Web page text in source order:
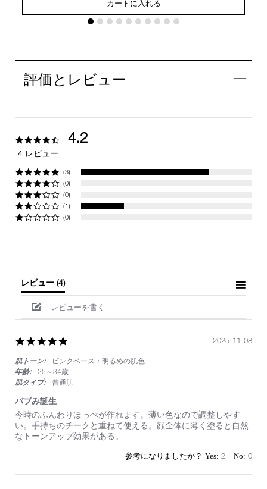
カートに入れる
評価とレビュー
4.34.2
4 レビュー
(3)
(0)
(0)
(1)
(0)
レビュー (4)
レビューを書く
rating
肌トーン:
ピンクベース：明るめの肌色
年齢:
25～34歳
肌タイプ:
普通肌
バブみ誕生
Review
by
on
8
review
stating
バ
ブ
生
今時のふんわりほっぺが作れます。薄い色なので調整しやす
い。手持ちのチークと重ねて使える。顔全体に薄く塗ると自然
なトーンアップ効果がある。
2025-11-08
2 0